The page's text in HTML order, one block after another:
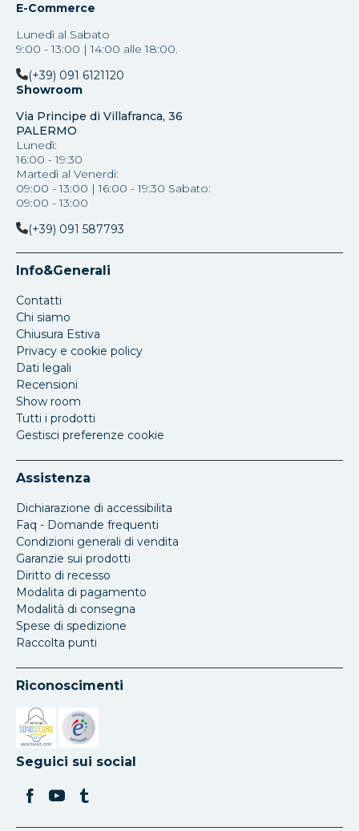
E-Commerce
Lunedì al Sabato
9:00 - 13:00 | 14:00 alle 18:00.
(+39) 091 6121120
Showroom
Via Principe di Villafranca, 36
PALERMO
Lunedì:
16:00 - 19:30
Martedì al Venerdi:
09:00 - 13:00 | 16:00 - 19:30 Sabato:
09:00 - 13:00
(+39) 091 587793
Info&Generali
Contatti
Chi siamo
Chiusura Estiva
Privacy e cookie policy
Dati legali
Recensioni
Show room
Tutti i prodotti
Gestisci preferenze cookie
Assistenza
Dichiarazione di accessibilita
Faq - Domande frequenti
Condizioni generali di vendita
Garanzie sui prodotti
Diritto di recesso
Modalita di pagamento
Modalità di consegna
Spese di spedizione
Raccolta punti
Riconoscimenti
Si apre in una nuova scheda
Si apre in una nuova scheda
Seguici sui social